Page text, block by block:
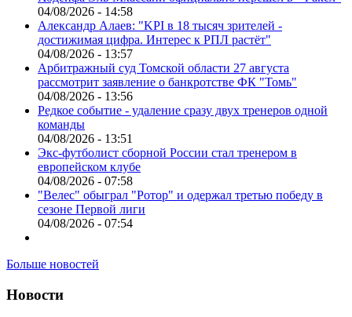
04/08/2026 - 14:58
Александр Алаев: "KPI в 18 тысяч зрителей -
достижимая цифра. Интерес к РПЛ растёт"
04/08/2026 - 13:57
Арбитражный суд Томской области 27 августа
рассмотрит заявление о банкротстве ФК "Томь"
04/08/2026 - 13:56
Редкое событие - удаление сразу двух тренеров одной
команды
04/08/2026 - 13:51
Экс-футболист сборной России стал тренером в
европейском клубе
04/08/2026 - 07:58
"Велес" обыграл "Ротор" и одержал третью победу в
сезоне Первой лиги
04/08/2026 - 07:54
Больше новостей
Новости